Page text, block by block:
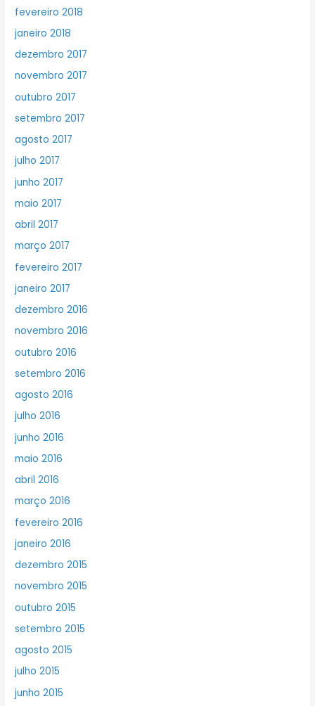
fevereiro 2018
janeiro 2018
dezembro 2017
novembro 2017
outubro 2017
setembro 2017
agosto 2017
julho 2017
junho 2017
maio 2017
abril 2017
março 2017
fevereiro 2017
janeiro 2017
dezembro 2016
novembro 2016
outubro 2016
setembro 2016
agosto 2016
julho 2016
junho 2016
maio 2016
abril 2016
março 2016
fevereiro 2016
janeiro 2016
dezembro 2015
novembro 2015
outubro 2015
setembro 2015
agosto 2015
julho 2015
junho 2015